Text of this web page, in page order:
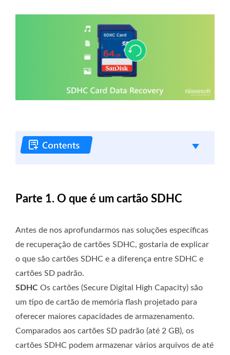
Parte 1. O que é um cartão SDHC
Antes de nos aprofundarmos nas soluções específicas
de recuperação de cartões SDHC, gostaria de explicar
o que são cartões SDHC e a diferença entre SDHC e
cartões SD padrão.
SDHC Os cartões (Secure Digital High Capacity) são
um tipo de cartão de memória flash projetado para
oferecer maiores capacidades de armazenamento.
Comparados aos cartões SD padrão (até 2 GB), os
cartões SDHC podem armazenar vários arquivos de até